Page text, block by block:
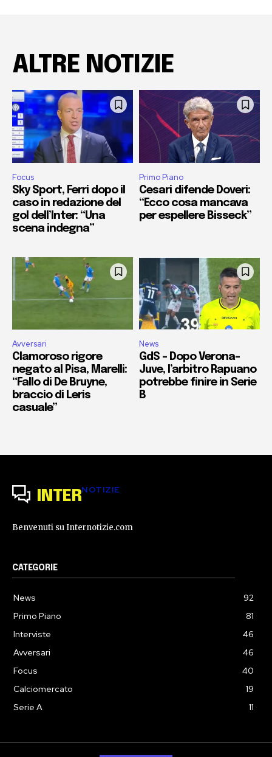
ALTRE NOTIZIE
Focus
Sky Sport, Ferri dopo il
caso in redazione del
gol dell’Inter: “Una
scena indegna”
Primo Piano
Cesari difende Doveri:
“Ecco cosa mancava
per espellere Bisseck”
Avversari
Clamoroso rigore
negato al Pisa, Marelli:
“Fallo di De Bruyne,
braccio di Leris
casuale”
News
GdS – Dopo Verona-
Juve, l’arbitro Rapuano
potrebbe finire in Serie
B
INTERNOTIZIE
Benvenuti su Internotizie.com
CATEGORIE
News
92
Primo Piano
81
Interviste
46
Avversari
46
Focus
40
Calciomercato
19
Serie A
11